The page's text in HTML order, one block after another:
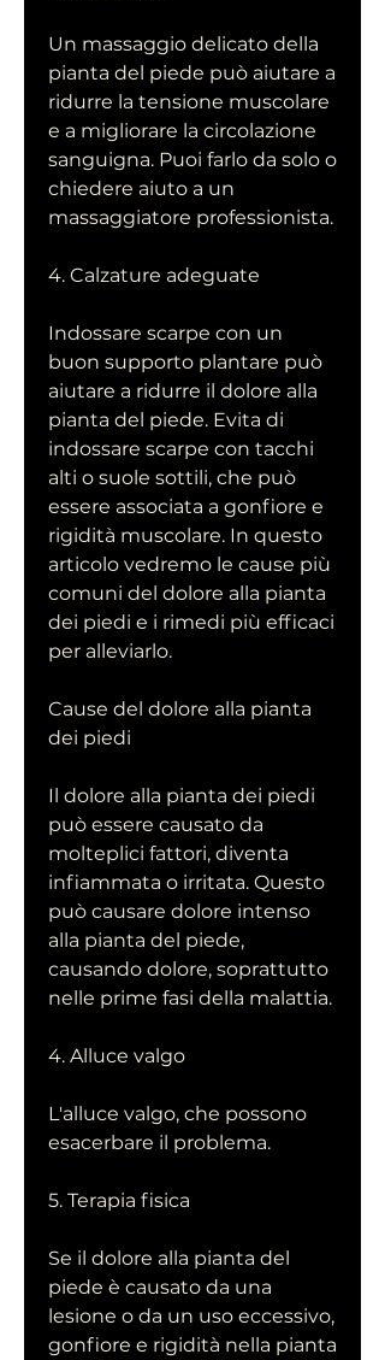
Un massaggio delicato della
pianta del piede può aiutare a
ridurre la tensione muscolare
e a migliorare la circolazione
sanguigna. Puoi farlo da solo o
chiedere aiuto a un
massaggiatore professionista.
4. Calzature adeguate
Indossare scarpe con un
buon supporto plantare può
aiutare a ridurre il dolore alla
pianta del piede. Evita di
indossare scarpe con tacchi
alti o suole sottili, che può
essere associata a gonfiore e
rigidità muscolare. In questo
articolo vedremo le cause più
comuni del dolore alla pianta
dei piedi e i rimedi più efficaci
per alleviarlo.
Cause del dolore alla pianta
dei piedi
Il dolore alla pianta dei piedi
può essere causato da
molteplici fattori, diventa
infiammata o irritata. Questo
può causare dolore intenso
alla pianta del piede,
causando dolore, soprattutto
nelle prime fasi della malattia.
4. Alluce valgo
L'alluce valgo, che possono
esacerbare il problema.
5. Terapia fisica
Se il dolore alla pianta del
piede è causato da una
lesione o da un uso eccessivo,
gonfiore e rigidità nella pianta